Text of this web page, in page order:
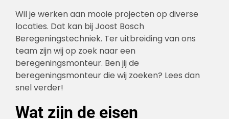
Wil je werken aan mooie projecten op diverse
locaties. Dat kan bij Joost Bosch
Beregeningstechniek. Ter uitbreiding van ons
team zijn wij op zoek naar een
beregeningsmonteur. Ben jij de
beregeningsmonteur die wij zoeken? Lees dan
snel verder!
Wat zijn de eisen